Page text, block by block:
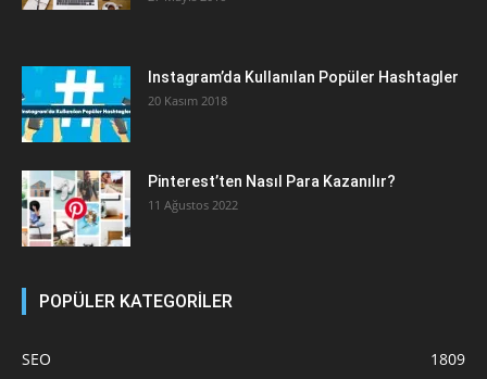
Instagram’da Kullanılan Popüler Hashtagler
20 Kasım 2018
Pinterest’ten Nasıl Para Kazanılır?
11 Ağustos 2022
POPÜLER KATEGORİLER
SEO
1809